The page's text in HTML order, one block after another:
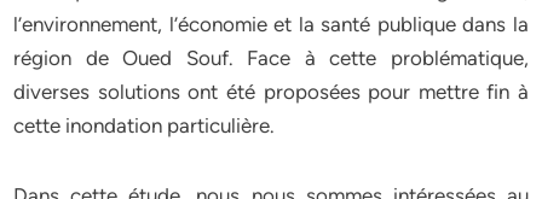
l’environnement, l’économie et la santé publique dans la
région de Oued Souf. Face à cette problématique,
diverses solutions ont été proposées pour mettre fin à
cette inondation particulière.